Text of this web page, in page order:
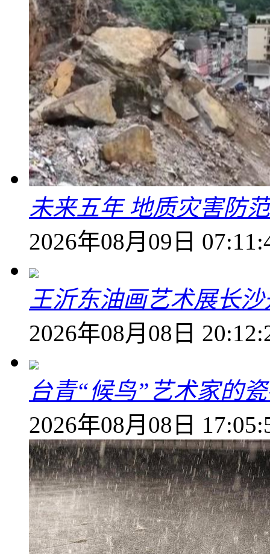
未来五年 地质灾害防
2026年08月09日
王沂东油画艺术展长
2026年08月08日
台青“候鸟”艺术家的
2026年08月08日